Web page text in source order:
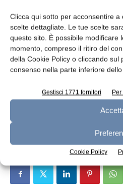
Clicca qui sotto per acconsentire
scelte dettagliate. Le tue scelte
questo sito. È possibile modificare
momento, compreso il ritiro del
della Cookie Policy o cliccando sul
consenso nella parte inferiore
Gestisci 1771 fornitori
Cookie Policy
dell’attuale periodo è
ne consegue che la
preparerebbe la propria
successiva al 2027 senza
valutato la performance